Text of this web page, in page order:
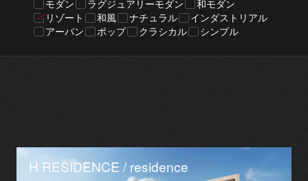
モダン ラグジュアリーモダン
和モダン
リゾート
和風 ナチュラル
インダストリアル
アーバン
ポップ クラシカル シンプル
H RESIDENCE / residence